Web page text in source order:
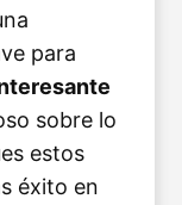
para
sobre lo
estos
éxito en